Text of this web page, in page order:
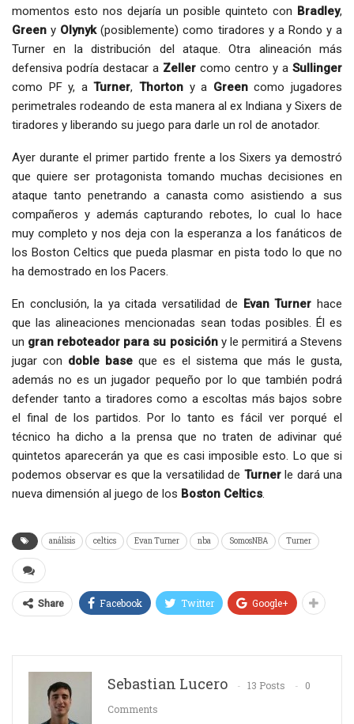
momentos esto nos dejaría un posible quinteto con Bradley,
Green y Olynyk(posiblemente) como tiradores y a Rondo y a
Turner en la distribución del ataque. Otra alineación más
defensiva podría destacar a Zeller como centro y a Sullinger
como PF y, aTurner,Thorton y a Greencomo jugadores
perimetrales rodeando de esta manera al ex Indiana y Sixers de
tiradores y liberando su juego para darle un rol de anotador.
Ayer durante el primer partido frente a los Sixers ya demostró
que quiere ser protagonista tomando muchas decisiones en
ataque tanto penetrando a canasta como asistiendo a sus
compañeros y además capturando rebotes, lo cual lo hace
muy completo y nos deja con la esperanza a los fanáticos de
los Boston Celtics que pueda plasmar en pista todo lo que no
ha demostrado en los Pacers.
En conclusión, la ya citada versatilidad de Evan Turner hace
que las alineaciones mencionadas sean todas posibles. Él es
un gran reboteador para su posicióny le permitirá a Stevens
jugar con doble base que es el sistema que más le gusta,
además no es un jugador pequeño por lo que también podrá
defender tanto a tiradores como a escoltas más bajos sobre
el final de los partidos. Por lo tanto es fácil ver porqué el
técnico ha dicho a la prensa que no traten de adivinar qué
quintetos aparecerán ya que es casi imposible esto. Lo que si
podemos observar es que la versatilidad de Turnerle dará una
nueva dimensión al juego de los Boston Celtics.
análisis celtics Evan Turner nba SomosNBA Turner
Share Facebook Twitter Google+
Sebastian Lucero 13 Posts
0
Comments